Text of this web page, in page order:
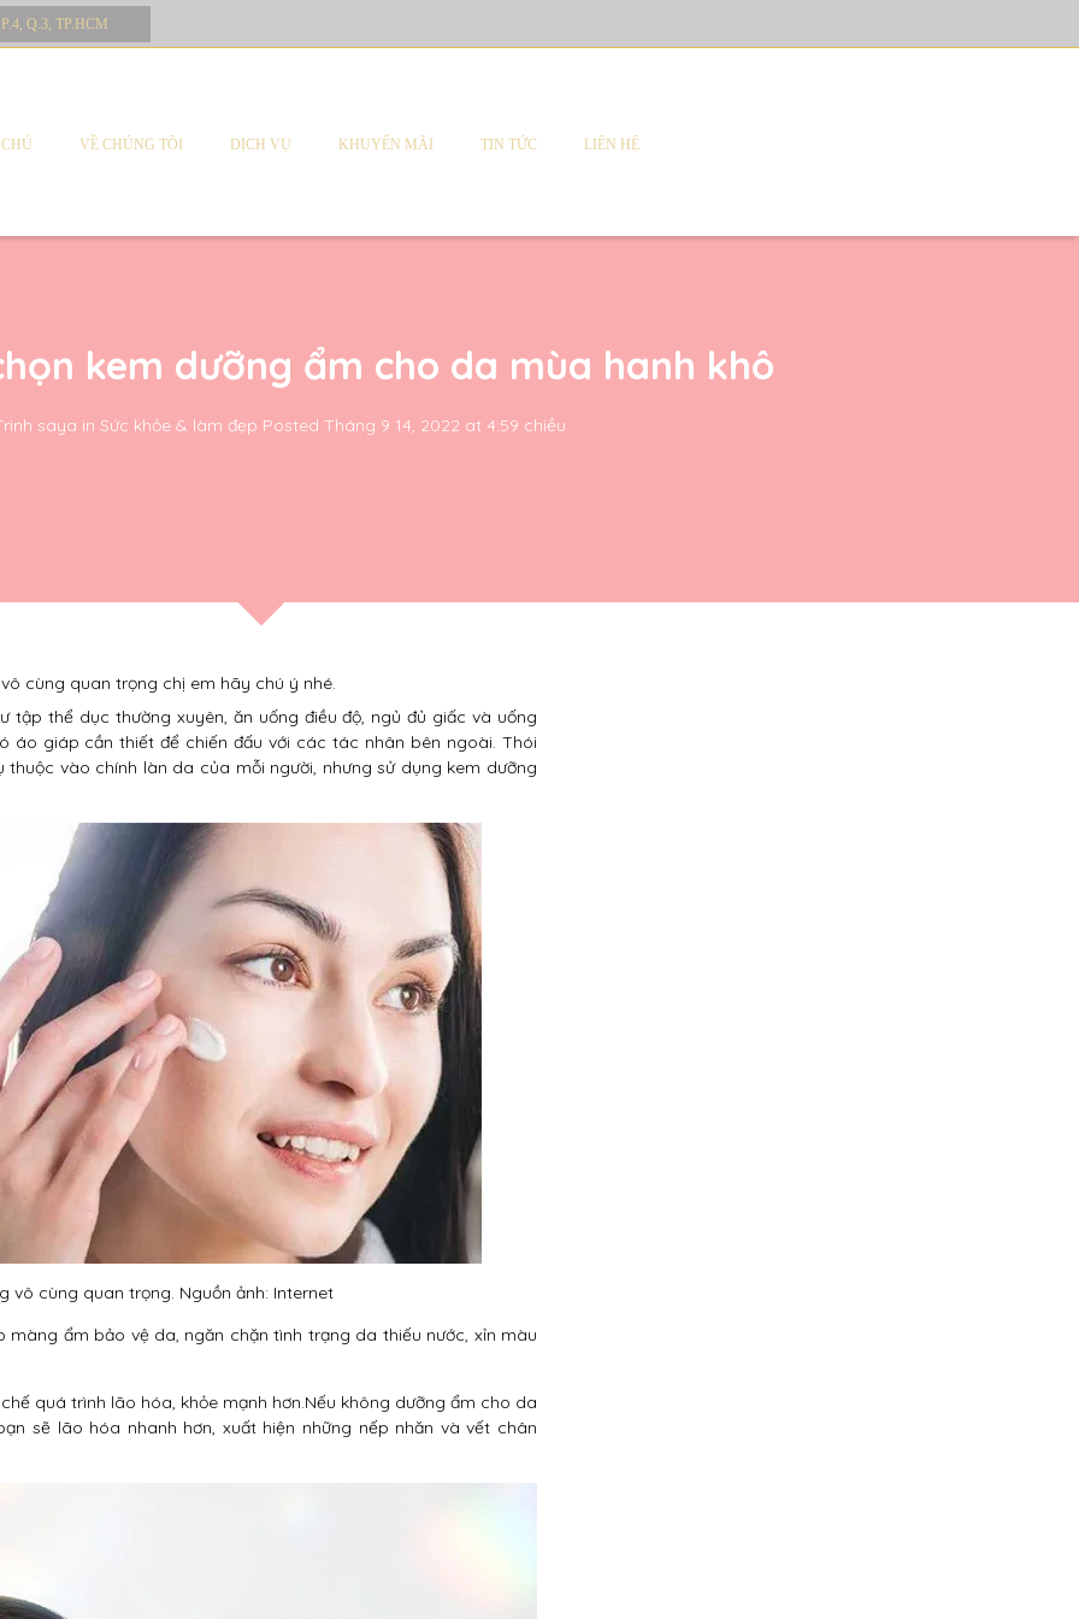
Q.3, TP.HCM
VỀ CHÚNG TÔI DỊCH VỤ KHUYẾN MÃI TIN TỨC LIÊN HỆ
kem dưỡng ẩm cho da mùa hanh khô
saya in Sức khỏe & làm đẹp Posted Tháng 9 14, 2022 at 4:59 chiều
cùng quan trọng chị em hãy chú ý nhé.
thể dục thường xuyên, ăn uống điều độ, ngủ đủ giấc và uống
áo giáp cần thiết để chiến đấu với các tác nhân bên ngoài. Thói
vào chính làn da của mỗi người, nhưng sử dụng kem dưỡng
cùng quan trọng. Nguồn ảnh: Internet
ẩm bảo vệ da, ngăn chặn tình trạng da thiếu nước, xỉn màu
quá trình lão hóa, khỏe mạnh hơn.Nếu không dưỡng ẩm cho da
sẽ lão hóa nhanh hơn, xuất hiện những nếp nhăn và vết chân